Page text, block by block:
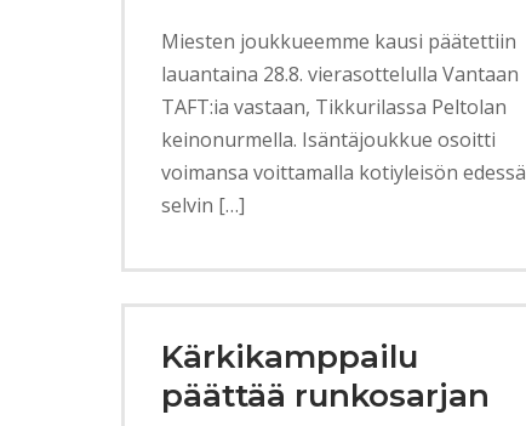
Miesten joukkueemme kausi päätettiin
lauantaina 28.8. vierasottelulla Vantaan
TAFT:ia vastaan, Tikkurilassa Peltolan
keinonurmella. Isäntäjoukkue osoitti
voimansa voittamalla kotiyleisön edessä
selvin […]
Kärkikamppailu
päättää runkosarjan